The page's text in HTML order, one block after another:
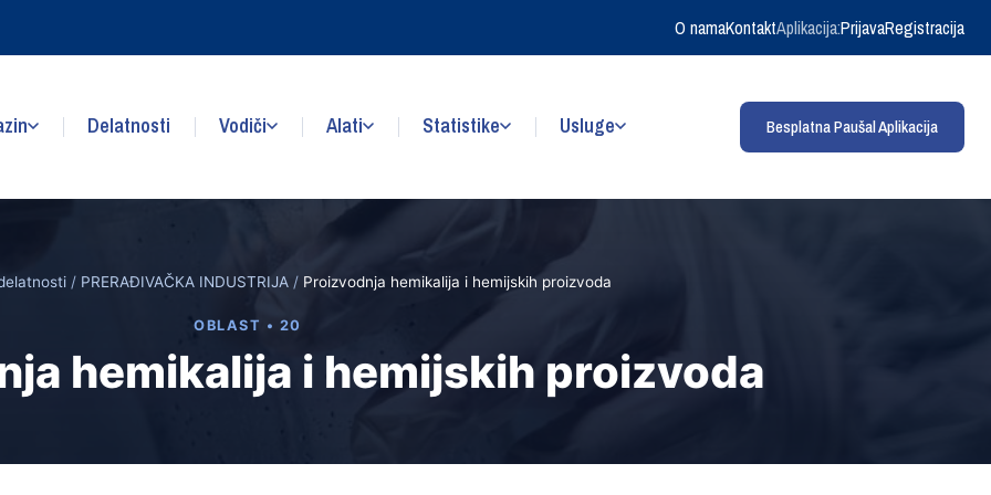
O namaKontaktAplikacija:PrijavaRegistracija
Delatnosti Vodiči Alati Statistike Usluge Besplatna Paušal Aplikacija
/ PRERAĐIVAČKA INDUSTRIJA/ Proizvodnja hemikalija i hemijskih proizvoda
OBLAST • 20
hemikalija i hemijskih proizvoda